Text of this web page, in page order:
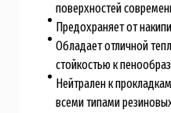
поверхностей
Предохраняет от
Обладает отличной
стойкостью к
Нейтрален к
всеми типами